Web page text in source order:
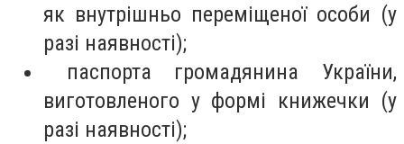
як внутрішньо переміщеної особи (у
разі наявності);
паспорта громадянина України,
виготовленого у формі книжечки (у
разі наявності);